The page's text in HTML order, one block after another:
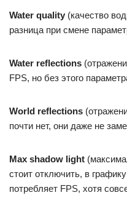
Water quality (качество
разница при смене
Water reflections
FPS, но без этого
World reflections
почти нет, они даже не
Max shadow light
стоит отключить, в
потребляет FPS, хотя